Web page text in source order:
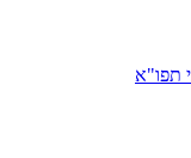
תפו"א